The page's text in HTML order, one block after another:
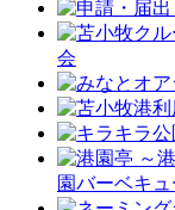
会
園バーベキュ